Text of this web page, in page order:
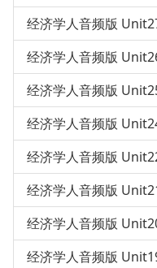
经济学人音频版
经济学人音频版
经济学人音频版
经济学人音频版